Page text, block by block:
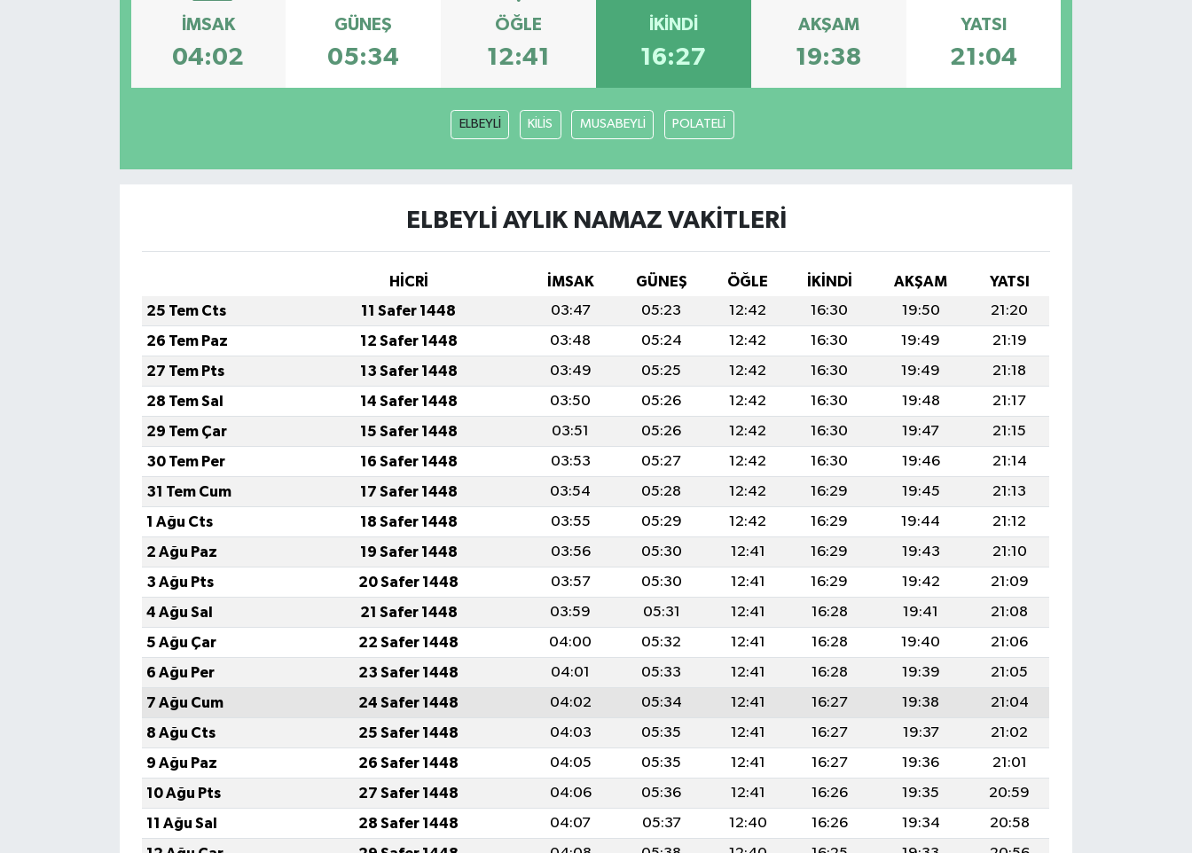
İMSAK
04:02
GÜNEŞ
05:34
ÖĞLE
12:41
İKINDI
16:27
AKŞAM
19:38
YATSI
21:04
ELBEYLİ KİLİS MUSABEYLİ POLATELİ
ELBEYLİ AYLIK NAMAZ VAKITLERI
HİCRİ İMSAK GÜNEŞ ÖĞLE İKINDI AKŞAM
YATSI
25 Tem Cts
11 Safer 1448 03:47 05:23 12:42 16:30 19:50
21:20
26 Tem Paz
12 Safer 1448 03:48 05:24 12:42 16:30 19:49
21:19
27 Tem Pts
13 Safer 1448 03:49 05:25 12:42 16:30 19:49
21:18
28 Tem Sal
14 Safer 1448 03:50 05:26 12:42 16:30 19:48
21:17
29 Tem Çar
15 Safer 1448 03:51 05:26 12:42 16:30 19:47
21:15
30 Tem Per
16 Safer 1448 03:53 05:27 12:42 16:30 19:46
21:14
31 Tem Cum
17 Safer 1448 03:54 05:28 12:42 16:29 19:45
21:13
1 Ağu Cts
18 Safer 1448 03:55 05:29 12:42 16:29 19:44
21:12
2 Ağu Paz
19 Safer 1448 03:56 05:30 12:41 16:29 19:43
21:10
3 Ağu Pts
20 Safer 1448 03:57 05:30 12:41 16:29 19:42
21:09
4 Ağu Sal
21 Safer 1448 03:59 05:31 12:41 16:28 19:41
21:08
5 Ağu Çar
22 Safer 1448 04:00 05:32 12:41 16:28 19:40
21:06
6 Ağu Per
23 Safer 1448 04:01 05:33 12:41 16:28 19:39
21:05
7 Ağu Cum
24 Safer 1448 04:02 05:34 12:41 16:27 19:38
21:04
8 Ağu Cts
25 Safer 1448 04:03 05:35 12:41 16:27 19:37
21:02
9 Ağu Paz
26 Safer 1448 04:05 05:35 12:41 16:27 19:36
21:01
10 Ağu Pts
27 Safer 1448 04:06 05:36 12:41 16:26 19:35
20:59
11 Ağu Sal
28 Safer 1448 04:07 05:37 12:40 16:26 19:34
20:58